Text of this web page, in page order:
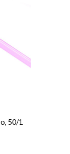
50/1